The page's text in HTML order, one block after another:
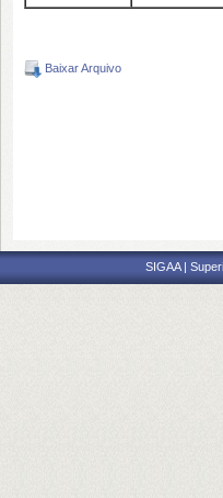
Baixar Arquivo
SIGAA |